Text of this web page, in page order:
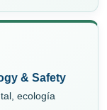
& Safety
ecología